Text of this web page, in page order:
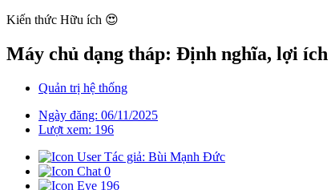
Kiến thức Hữu ích 😍
Máy chủ dạng tháp: Định nghĩa, lợi ích
Quản trị hệ thống
Ngày đăng: 06/11/2025
Lượt xem: 196
Tác giả: Bùi Mạnh Đức
0
196